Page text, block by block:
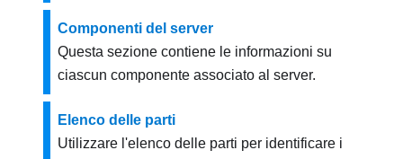
Componenti del server
Questa sezione contiene le informazioni su
ciascun componente associato al server.
Elenco delle parti
Utilizzare l'elenco delle parti per identificare i